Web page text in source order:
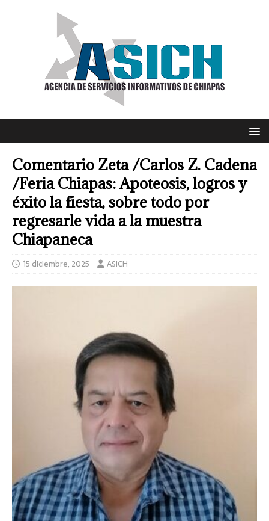
Comentario Zeta /Carlos Z. Cadena
/Feria Chiapas: Apoteosis, logros y
éxito la fiesta, sobre todo por
regresarle vida a la muestra
Chiapaneca
15 diciembre, 2025 ASICH